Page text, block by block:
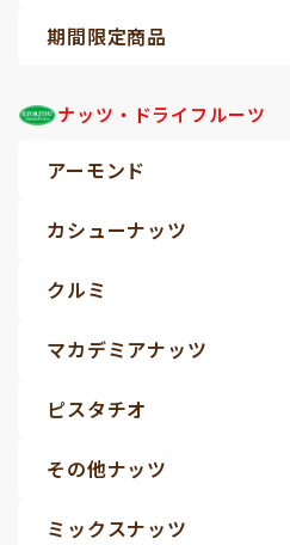
期間限定商品
ナッツ・ドライフルーツ
アーモンド
カシューナッツ
クルミ
マカデミアナッツ
ピスタチオ
その他ナッツ
ミックスナッツ